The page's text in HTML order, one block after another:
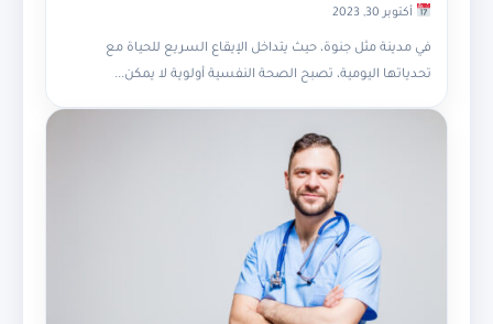
أكتوبر 30, 2023
في مدينة مثل جنوة، حيث يتداخل الإيقاع السريع للحياة مع
تحدياتها اليومية، تصبح الصحة النفسية أولوية لا يمكن...